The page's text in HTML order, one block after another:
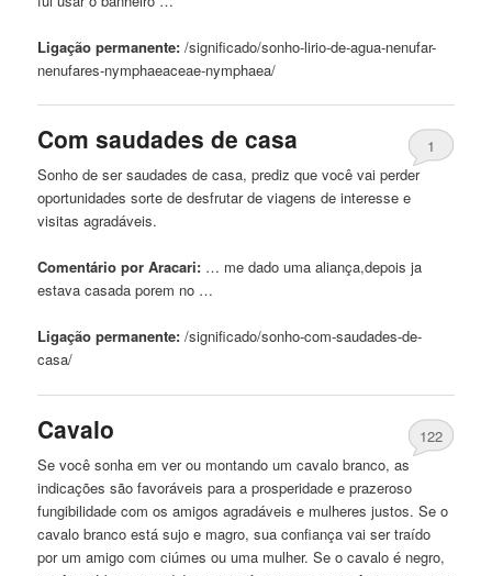
Ligação permanente: /significado/sonho-lirio-de-agua-nenufar-
nenufares-nymphaeaceae-nymphaea/
Com saudades decasa
1
Sonho de ser saudades decasa, prediz que você vai perder
oportunidades sorte de desfrutar de viagens de interesse e
visitas agradáveis.
Comentário por Aracari: … me dado uma aliança,depois ja
estava casada porem no …
Ligação permanente: /significado/sonho-com-saudades-de-
casa/
Cavalo
122
Se você sonha em ver ou montando um cavalo branco, as
indicações são favoráveis ​​paraa prosperidade e prazeroso
fungibilidade com os amigos agradáveis ​​e mulheres justos. Se o
cavalo branco está sujo e magro, sua confiança vai ser traído
por um amigo com ciúmes ou uma mulher. Se o cavalo é negro,